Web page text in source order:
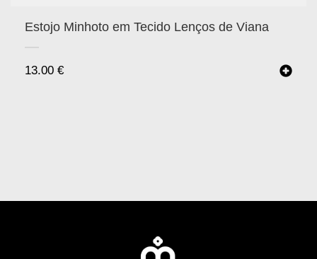
Estojo Minhoto em Tecido Lenços de Viana
13.00 €